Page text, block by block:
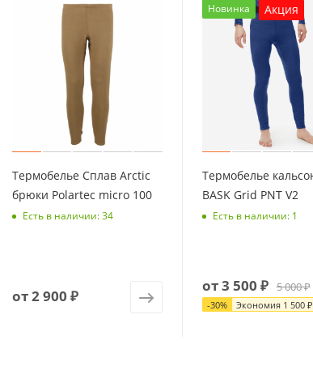
Термобелье Сплав Arctic
брюки Polartec micro 100
Есть в наличии: 34
от2 900 ₽
Новинка Акция
Термобелье
BASK Grid PNT V2
Есть в наличии: 1
от3 500 ₽ 5 000 ₽
-30% Экономия 1 500 ₽